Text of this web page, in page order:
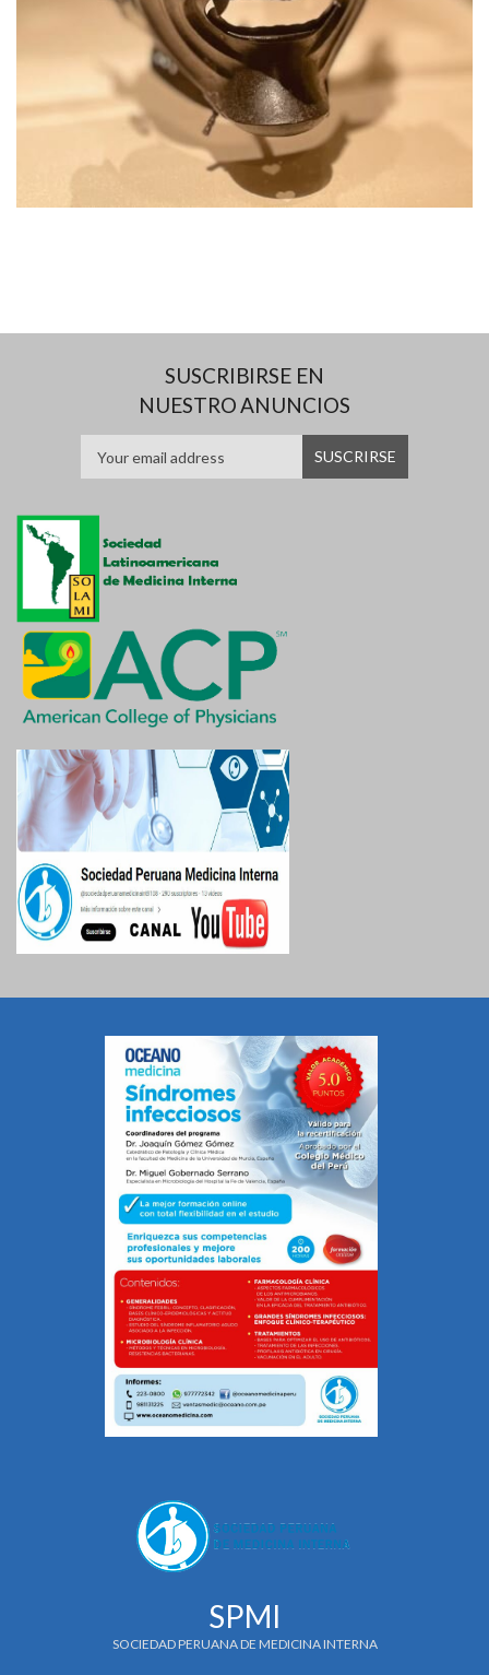
SUSCRIBIRSE EN
NUESTRO ANUNCIOS
SPMI
SOCIEDAD PERUANA DE MEDICINA INTERNA